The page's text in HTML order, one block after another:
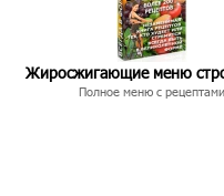
Жиросжигающие меню
Полное меню с рецептами